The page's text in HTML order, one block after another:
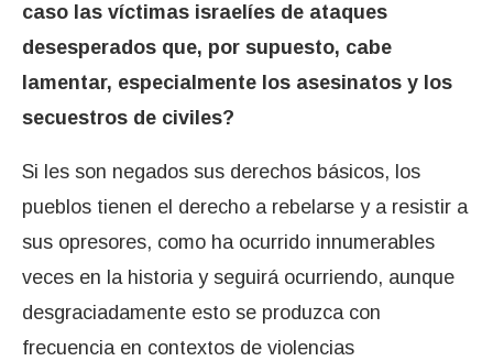
caso las víctimas israelíes de ataques
desesperados que, por supuesto, cabe
lamentar, especialmente los asesinatos y los
secuestros de civiles?
Si les son negados sus derechos básicos, los
pueblos tienen el derecho a rebelarse y a resistir a
sus opresores, como ha ocurrido innumerables
veces en la historia y seguirá ocurriendo, aunque
desgraciadamente esto se produzca con
frecuencia en contextos de violencias